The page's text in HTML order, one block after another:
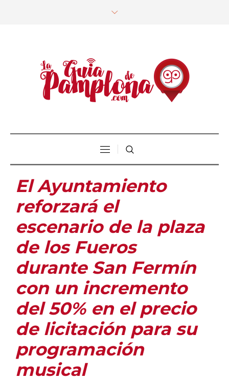
El Ayuntamiento
reforzará el
escenario de la plaza
de los Fueros
durante San Fermín
con un incremento
del 50% en el precio
de licitación para su
programación
musical